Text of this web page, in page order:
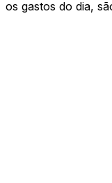
os gastos do dia,